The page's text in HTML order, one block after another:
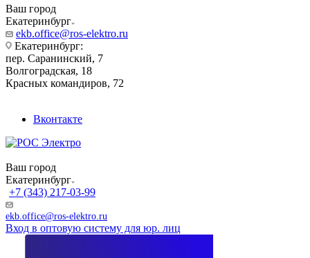
Ваш город
Екатеринбург
ekb.office@ros-elektro.ru
Екатеринбург:
пер. Саранинский, 7
Волгоградская, 18
Красных командиров, 72
Вконтакте
Ваш город
Екатеринбург
+7 (343) 217-03-99
ekb.office@ros-elektro.ru
Вход в оптовую систему для юр. лиц